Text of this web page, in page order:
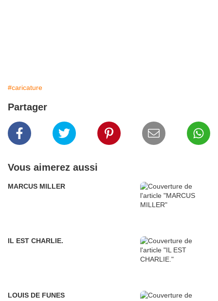
#caricature
Partager
Vous aimerez aussi
MARCUS MILLER
IL EST CHARLIE.
LOUIS DE FUNES